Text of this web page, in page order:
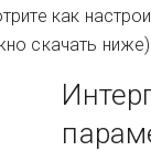
как
скачать